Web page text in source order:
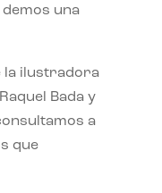
una
la ilustradora
Bada y
a
que